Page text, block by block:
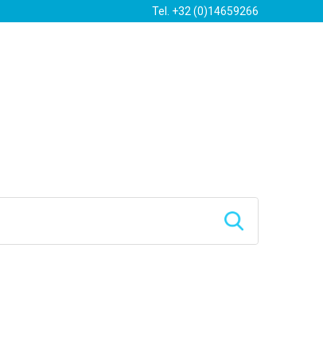
Tel. +32 (0)14659266